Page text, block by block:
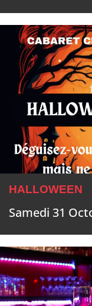
HALLOWEEN
Samedi 31